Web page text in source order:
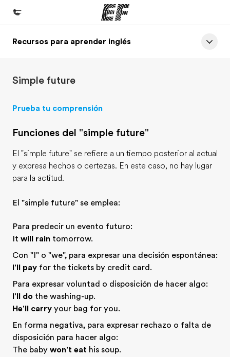
Inicio
Programas
Sobre nosotros
Quiénes somos
Trabajos
Recursos para aprender inglés
Simple future
Prueba tu comprensión
Funciones del "simple future"
El "simple future" se refiere a un tiempo posterior al actual
y expresa hechos o certezas. En este caso, no hay lugar
para la actitud.
El "simple future" se emplea:
Para predecir un evento futuro:
It will rain tomorrow.
Con "I" o "we", para expresar una decisión espontánea:
I'll pay for the tickets by credit card.
Para expresar voluntad o disposición de hacer algo:
I'll do the washing-up.
He'll carry your bag for you.
En forma negativa, para expresar rechazo o falta de
disposición para hacer algo:
The baby won't eat his soup.